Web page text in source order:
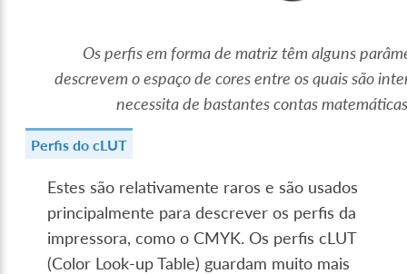
Os perfis em forma de matriz têm alguns
descrevem o espaço de cores entre os quais são
necessita de bastantes contas
Perfis do cLUT
Estes são relativamente raros e são usados
principalmente para descrever os perfis da
impressora, como o CMYK. Os perfis cLUT
(Color Look-up Table) guardam muito mais